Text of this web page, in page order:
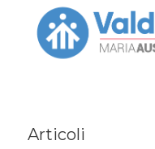
Articoli